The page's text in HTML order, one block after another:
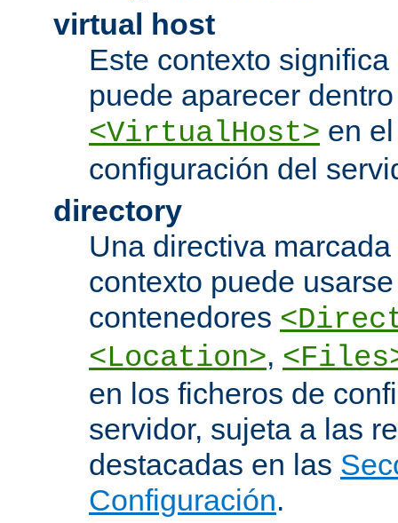
virtual host
Este contexto
puede aparecer
<VirtualHost> en
configuración del
directory
Una directiva
contexto puede
contenedores
<Location>,
en los ficheros de
servidor, sujeta a las
destacadas en las
Configuración.